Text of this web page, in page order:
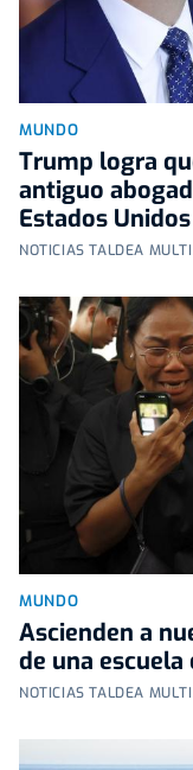
MUNDO
Trump logra
antiguo
Estados Unidos
NOTICIAS TALDEA
MUNDO
Ascienden a
de una escuela
NOTICIAS TALDEA